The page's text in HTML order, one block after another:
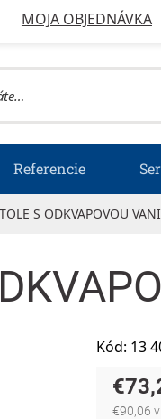
MOJA OBJEDNÁVKA
Referencie
S ODKVAPOVOU
€90,06
Kód: 13